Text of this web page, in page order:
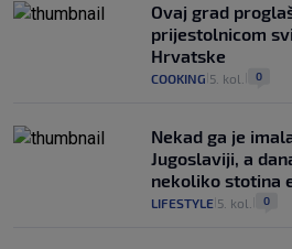
Ovaj grad
prijestolnicom
Hrvatske
COOKING 5. kol. 0
Nekad ga je
Jugoslaviji, a
nekoliko stotina
LIFESTYLE 5. kol. 0